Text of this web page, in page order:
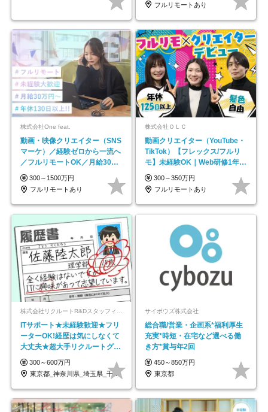
フルリモートあり
株式会社One feat.
動画・映像クリエイター（SNS
マーケ）／経験ゼロから一流へ
／フルリモートOK／月給30万
円～／年休130日以上
300～1500万円
フルリモートあり
株式会社ＯＬＣ
動画クリエイター（YouTube・
TikTok）【フレックス/フルリ
モ】未経験OK｜Web研修1年間
｜副業OK
300～350万円
フルリモートあり
株式会社リクルートR&Dスタッフィング【リクルートグループ】
ITサポート★未経験歓迎★フリ
ーターOK!経歴は気にしなくて
大丈夫★超大手リクルートグル
ープの正社員/sg
300～600万円
東京都_神奈川県_埼玉県_千葉県_大阪府…
サイボウズ株式会社
総合職/営業・企画系*福利厚生
充実*時短・在宅など選べる働
き方*賞与年2回
450～850万円
東京都